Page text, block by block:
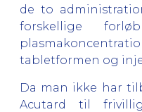
de to
forskellige
tabletformen og
Da man ikke har
Acutard til